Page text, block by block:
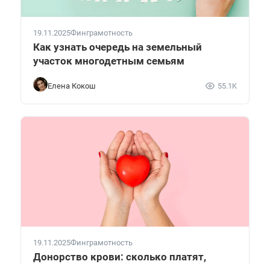
19.11.2025Финграмотность
Как узнать очередь на земельный
участок многодетным семьям
Елена Кокош 55.1K
19.11.2025Финграмотность
Донорство крови: сколько платят,